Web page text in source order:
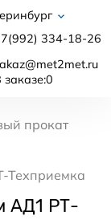
334-18-26
заказе:0
прокат
Техприемка
АД1 РТ-